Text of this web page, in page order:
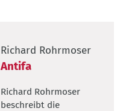
Richard Rohrmoser
Antifa
Richard Rohrmoser
beschreibt die